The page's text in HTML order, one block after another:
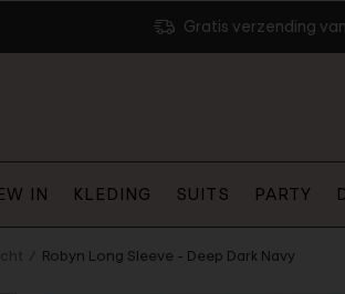
IN KLEDING SUITS PARTY
Gratis verzending
Robyn Long Sleeve - Deep Dark Navy